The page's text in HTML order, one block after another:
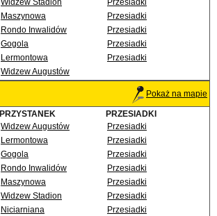
Widzew Stadion
Przesiadki
Maszynowa
Przesiadki
Rondo Inwalidów
Przesiadki
Gogola
Przesiadki
Lermontowa
Przesiadki
Widzew Augustów
Pokaż na mapie
PRZYSTANEK
PRZESIADKI
Widzew Augustów
Przesiadki
Lermontowa
Przesiadki
Gogola
Przesiadki
Rondo Inwalidów
Przesiadki
Maszynowa
Przesiadki
Widzew Stadion
Przesiadki
Niciarniana
Przesiadki